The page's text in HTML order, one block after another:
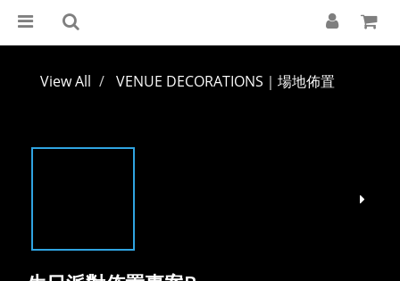
View All VENUE DECORATIONS｜場地佈置